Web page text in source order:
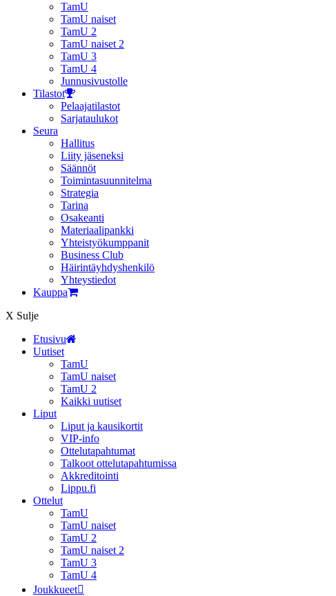
TamU
TamU naiset
TamU 2
TamU naiset 2
TamU 3
TamU 4
Junnusivustolle
Tilastot
Pelaajatilastot
Sarjataulukot
Seura
Hallitus
Liity jäseneksi
Säännöt
Toimintasuunnitelma
Strategia
Tarina
Osakeanti
Materiaalipankki
Yhteistyö­kumppanit
Business Club
Häirintä­yhdyshenkilö
Yhteystiedot
Kauppa
X Sulje
Etusivu
Uutiset
TamU
TamU naiset
TamU 2
Kaikki uutiset
Liput
Liput ja kausikortit
VIP-info
Ottelutapahtumat
Talkoot ottelutapahtumissa
Akkreditointi
Lippu.fi
Ottelut
TamU
TamU naiset
TamU 2
TamU naiset 2
TamU 3
TamU 4
Joukkueet